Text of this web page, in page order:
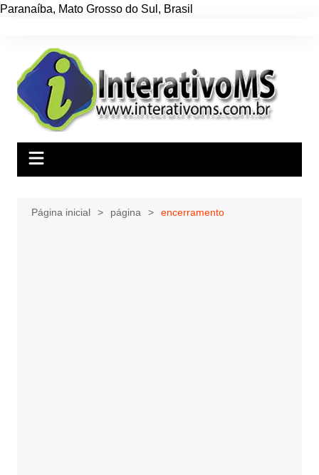
Paranaíba, Mato Grosso do Sul , Brasil
conteúdo
Página inicial página encerramento